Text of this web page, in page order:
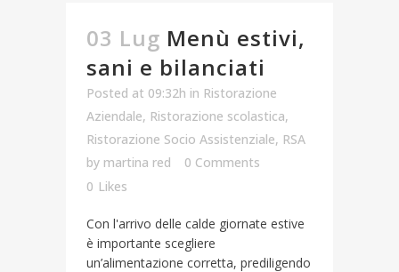
03 Lug Menù estivi,
sani e bilanciati
Posted at 09:32h in Ristorazione
Aziendale, Ristorazione scolastica,
Ristorazione Socio Assistenziale, RSA
by martina red
0 Comments
0 Likes
Con l'arrivo delle calde giornate estive
è importante scegliere
un’alimentazione corretta, prediligendo